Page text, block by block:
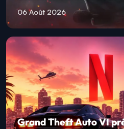
06 Août 2026
Grand Theft Auto VI